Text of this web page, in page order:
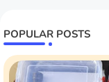
POPULAR POSTS